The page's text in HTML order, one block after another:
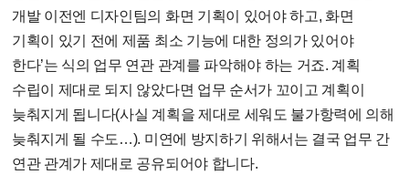
개발 이전엔 디자인팀의 화면 기획이 있어야 하고, 화면
기획이 있기 전에 제품 최소 기능에 대한 정의가 있어야
한다’는 식의 업무 연관 관계를 파악해야 하는 거죠. 계획
수립이 제대로 되지 않았다면 업무 순서가 꼬이고 계획이
늦춰지게 됩니다(사실 계획을 제대로 세워도 불가항력에 의해
늦춰지게 될 수도…). 미연에 방지하기 위해서는 결국 업무 간
연관 관계가 제대로 공유되어야 합니다.